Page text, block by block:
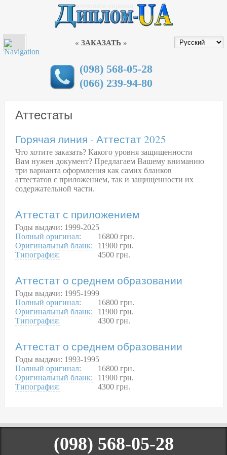
КУПИТИ ДИПЛОМ В УКРАЇНІ
ДИПЛОМЫ
СТЕПЕНИ ЗАЩИТЫ ДОКУМЕНТОВ
СПЕЦИАЛЬНОСТИ
ВУЗЫ УКРАИНЫ
ДИПЛОМЫ В ГОРОДАХ
« ЗАКАЗАТЬ»
(098) 568-05-28
(066) 239-94-80
Аттестаты
Горячая линия - Аттестат 2025
Что хотите заказать? Какого уровня защищенности
Вам нужен документ? Предлагаем Вашему вниманию
три варианта оформления как самих бланков
аттестатов с приложением, так и защищенности их
содержательной части.
Аттестат с приложением
Годы выдачи: 1999-2025
Полный оригинал:
Оригинальный бланк:
Типография:
16800 грн.
11900 грн.
4500 грн.
Аттестат о среднем образовании
Годы выдачи: 1995-1999
Полный оригинал:
Оригинальный бланк:
Типография:
16800 грн.
11900 грн.
4300 грн.
Аттестат о среднем образовании
Годы выдачи: 1993-1995
Полный оригинал:
Оригинальный бланк:
Типография:
16800 грн.
11900 грн.
4300 грн.
(098) 568-05-28